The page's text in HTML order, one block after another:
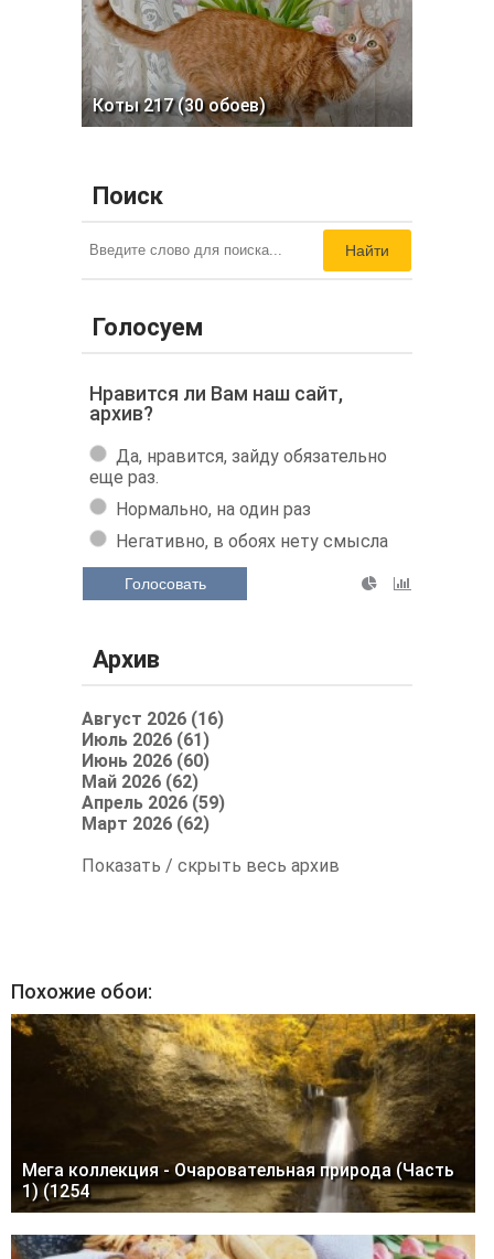
Коты 217 (30 обоев)
Поиск
Найти
Голосуем
Нравится ли Вам наш сайт,
архив?
Да, нравится, зайду обязательно
еще раз.
Нормально, на один раз
Негативно, в обоях нету смысла
Голосовать
Архив
Август 2026 (16)
Июль 2026 (61)
Июнь 2026 (60)
Май 2026 (62)
Апрель 2026 (59)
Март 2026 (62)
Показать / скрыть весь архив
Похожие обои:
Мега коллекция - Очаровательная природа (Часть
1) (1254